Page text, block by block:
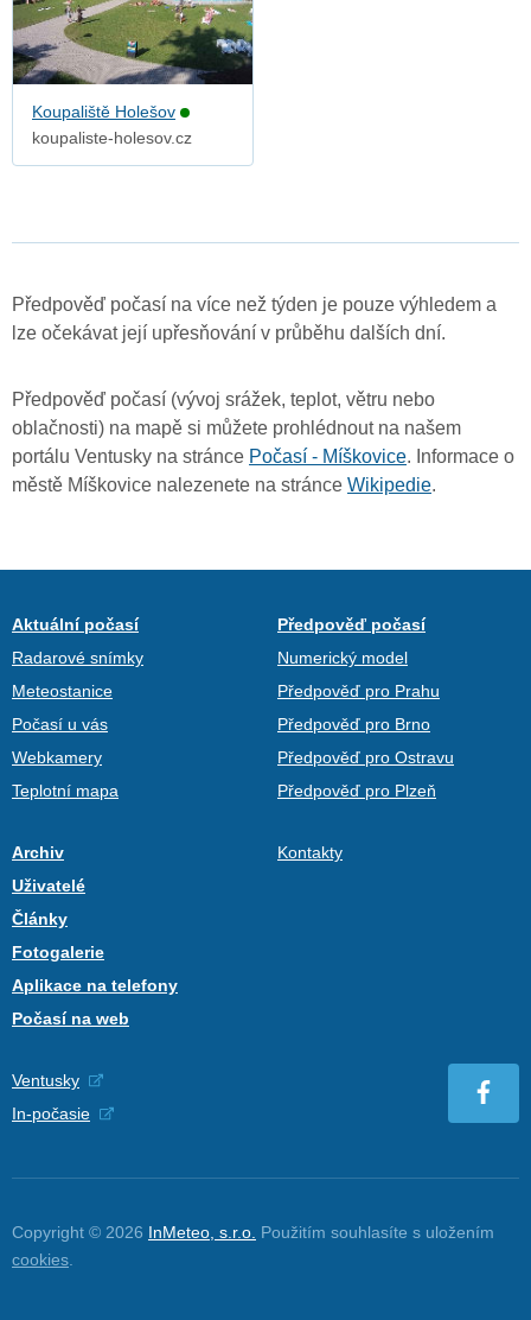
Koupaliště Holešov
koupaliste-holesov.cz
Předpověď počasí na více než týden je pouze výhledem a
lze očekávat její upřesňování v průběhu dalších dní.
Předpověď počasí (vývoj srážek, teplot, větru nebo
oblačnosti) na mapě si můžete prohlédnout na našem
portálu Ventusky na stránce Počasí - Míškovice. Informace o
městě Míškovice nalezenete na stránce Wikipedie.
Aktuální počasí
Radarové snímky
Meteostanice
Počasí u vás
Webkamery
Teplotní mapa
Předpověď počasí
Numerický model
Předpověď pro Prahu
Předpověď pro Brno
Předpověď pro Ostravu
Předpověď pro Plzeň
Archiv
Uživatelé
Články
Fotogalerie
Aplikace na telefony
Počasí na web
Kontakty
Ventusky
In-počasie
Copyright © 2026 InMeteo, s.r.o. Použitím souhlasíte s uložením
cookies